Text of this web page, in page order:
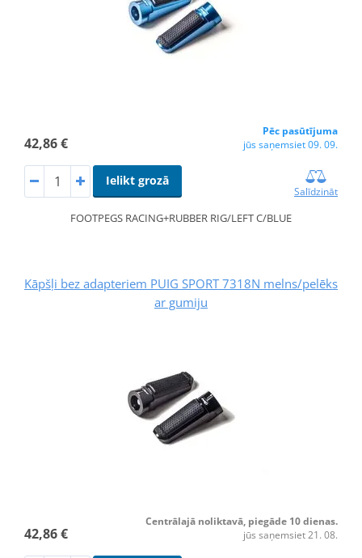
42,86 €
Pēc pasūtījuma
jūs saņemsiet 09. 09.
Ielikt grozā
Salīdzināt
FOOTPEGS RACING+RUBBER RIG/LEFT C/BLUE
Kāpšļi bez adapteriem PUIG SPORT 7318N melns/pelēks
ar gumiju
42,86 €
Centrālajā noliktavā, piegāde 10 dienas.
jūs saņemsiet 21. 08.